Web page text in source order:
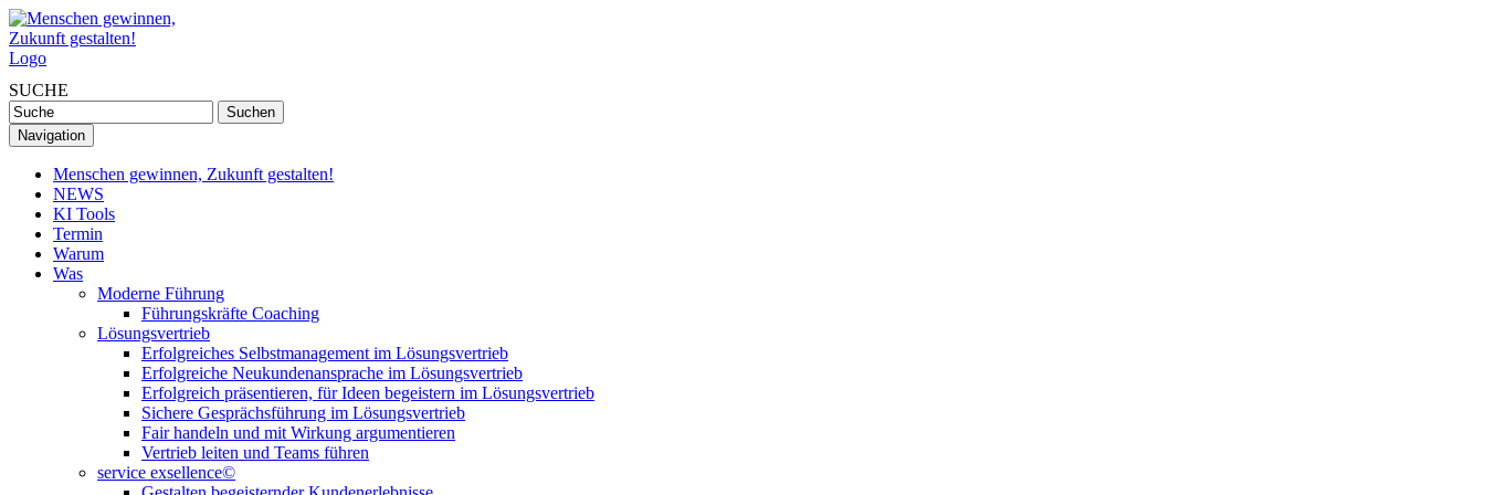
SUCHE
Navigation
Menschen gewinnen, Zukunft gestalten!
NEWS
KI Tools
Termin
Warum
Was
Moderne Führung
Führungskräfte Coaching
Lösungsvertrieb
Erfolgreiches Selbstmanagement im Lösungsvertrieb
Erfolgreiche Neukundenansprache im Lösungsvertrieb
Erfolgreich präsentieren, für Ideen begeistern im Lösungsvertrieb
Sichere Gesprächsführung im Lösungsvertrieb
Fair handeln und mit Wirkung argumentieren
Vertrieb leiten und Teams führen
service exsellence©